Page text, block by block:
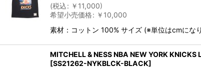
(税込: ￥ 11,000)
希望小売価格: ￥ 10,000
素材：コットン 100% サイズ (※単位はcm
MITCHELL & NESS NBA NEW YORK KNICKS
[SS21262-NYKBLCK-BLACK]